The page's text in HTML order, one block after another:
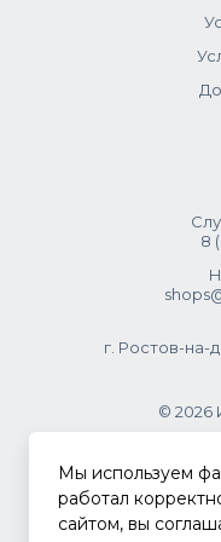
8
г. Ростов-на-
© 2026
Мы используем
работал
сайтом, вы